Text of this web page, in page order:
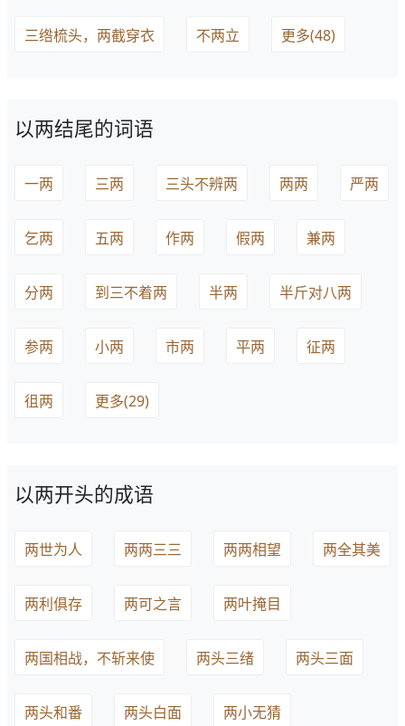
三绺梳头，两截穿衣 不两立 更多(48)
以两结尾的词语
一两 三两 三头不辨两 两两 严两
乞两 五两 作两 假两 兼两
分两 到三不着两 半两 半斤对八两
参两 小两 市两 平两 征两
徂两 更多(29)
以两开头的成语
两世为人 两两三三 两两相望 两全其美
两利俱存 两可之言 两叶掩目
两国相战，不斩来使 两头三绪 两头三面
两头和番 两头白面 两小无猜